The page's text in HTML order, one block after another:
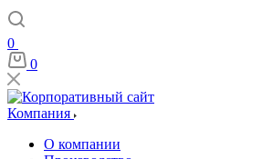
0
0
Компания
О компании